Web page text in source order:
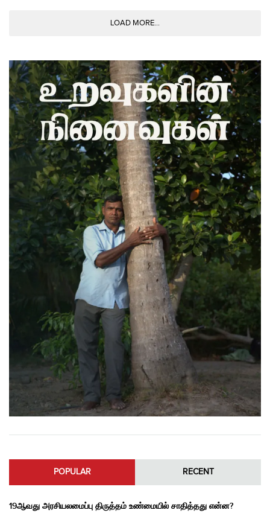
LOAD MORE...
POPULAR RECENT
19ஆவது அரசியலமைப்பு திருத்தம் உண்மையில் சாதித்தது என்ன?